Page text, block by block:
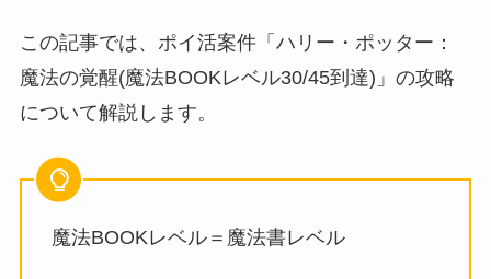
この記事では、ポイ活案件「ハリー・ポッター：
魔法の覚醒(魔法BOOKレベル30/45到達)」の攻略
について解説します。
魔法BOOKレベル＝魔法書レベル